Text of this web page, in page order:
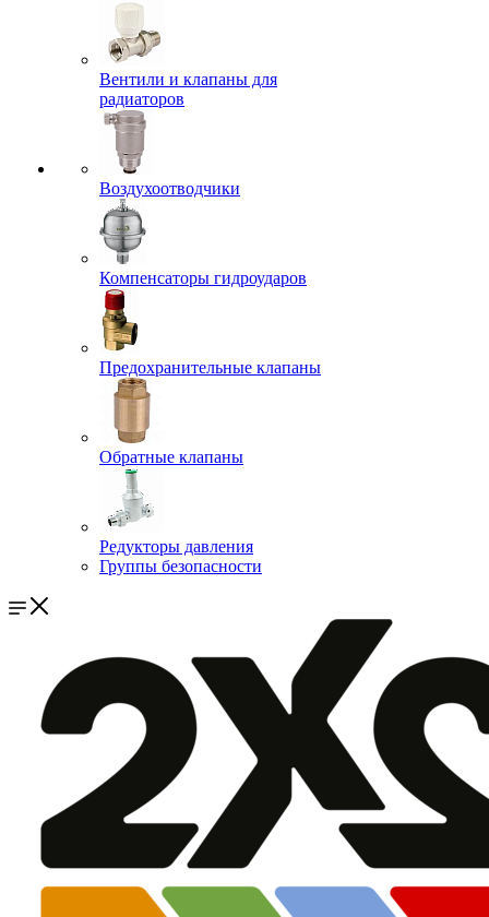
Вентили и клапаны для
радиаторов
Воздухоотводчики
Компенсаторы гидроударов
Предохранительные клапаны
Обратные клапаны
Редукторы давления
Группы безопасности